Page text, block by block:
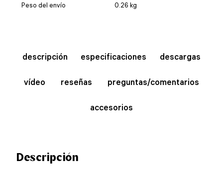
Peso del envío 0.26 kg
descripción especificaciones descargas
vídeo reseñas preguntas/comentarios
accesorios
Descripción